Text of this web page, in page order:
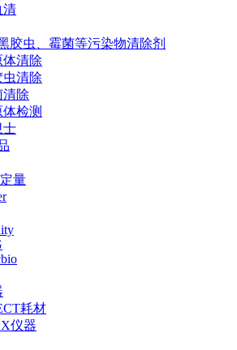
清
胶虫、霉菌等污染物清除剂
体清除
虫清除
清除
检测
士
量
耗材
仪器